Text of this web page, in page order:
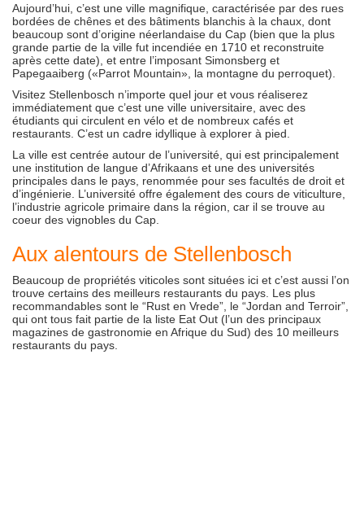
Aujourd’hui, c’est une ville magnifique, caractérisée par des rues
bordées de chênes et des bâtiments blanchis à la chaux, dont
beaucoup sont d’origine néerlandaise du Cap (bien que la plus
grande partie de la ville fut incendiée en 1710 et reconstruite
après cette date), et entre l’imposant Simonsberg et
Papegaaiberg («Parrot Mountain», la montagne du perroquet).
Visitez Stellenbosch n’importe quel jour et vous réaliserez
immédiatement que c’est une ville universitaire, avec des
étudiants qui circulent en vélo et de nombreux cafés et
restaurants. C’est un cadre idyllique à explorer à pied.
La ville est centrée autour de l’université, qui est principalement
une institution de langue d’Afrikaans et une des universités
principales dans le pays, renommée pour ses facultés de droit et
d’ingénierie. L’université offre également des cours de viticulture,
l’industrie agricole primaire dans la région, car il se trouve au
coeur des vignobles du Cap.
Aux alentours de Stellenbosch
Beaucoup de propriétés viticoles sont situées ici et c’est aussi l’on
trouve certains des meilleurs restaurants du pays. Les plus
recommandables sont le “Rust en Vrede”, le “Jordan and Terroir”,
qui ont tous fait partie de la liste Eat Out (l’un des principaux
magazines de gastronomie en Afrique du Sud) des 10 meilleurs
restaurants du pays.